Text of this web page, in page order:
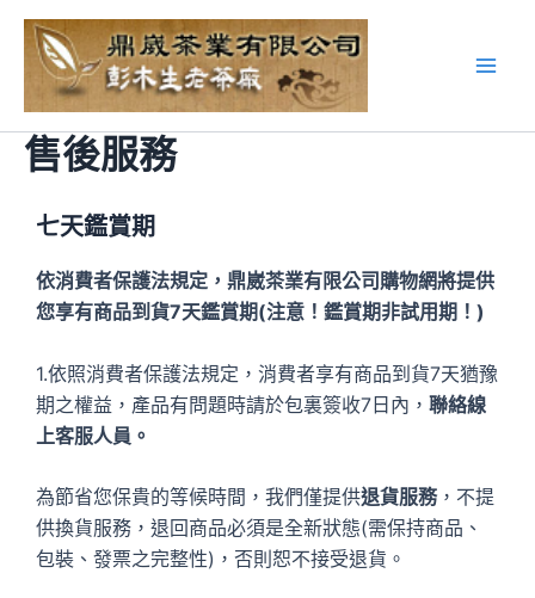
售後服務
七天鑑賞期
依消費者保護法規定，鼎崴茶業有限公司購物網將提供
您享有商品到貨7天鑑賞期(注意！鑑賞期非試用期！)
1.依照消費者保護法規定，消費者享有商品到貨7天猶豫
期之權益，產品有問題時請於包裏簽收7日內， 聯絡線
上客服人員。
為節省您保貴的等候時間，我們僅提供退貨服務，不提
供換貨服務，退回商品必須是全新狀態(需保持商品、
包裝、發票之完整性)，否則恕不接受退貨。